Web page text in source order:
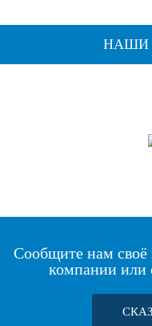
НАШИ
Сообщите нам своё
компании или